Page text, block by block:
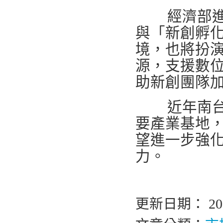
經濟部進
與「新創孵
境，也將扮
源，支援數
助新創團隊
近年南台
要產業基地
望進一步強
力。
更新日期：